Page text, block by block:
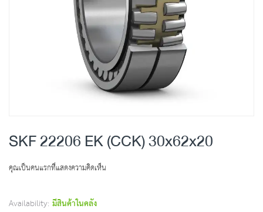
to
the
SKF 22206 EK (CCK) 30x62x20
คุณเป็นคนแรกที่แสดงความคิดเห็น
Availability: มีสินค้าในคลัง